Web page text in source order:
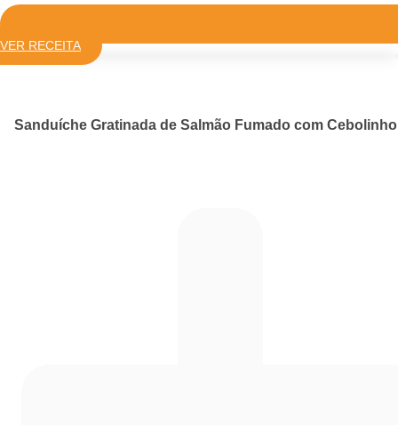
VER RECEITA
Sanduíche Gratinada de Salmão Fumado com Cebolinho